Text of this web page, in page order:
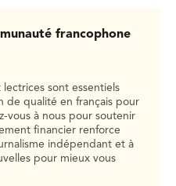
francophone
sont essentiels
de qualité en français pour
vous à nous pour soutenir
financier renforce
indépendant et à
pour mieux vous